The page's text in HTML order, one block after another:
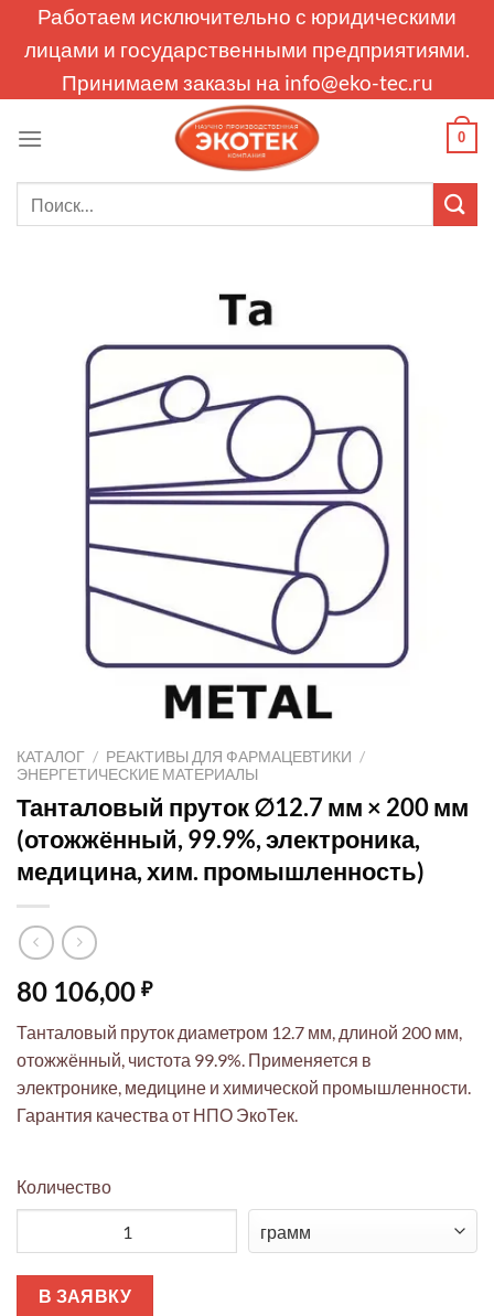
Работаем исключительно с юридическими
лицами и государственными предприятиями.
Принимаем заказы на info@eko-tec.ru
0
КАТАЛОГ / РЕАКТИВЫ ДЛЯ ФАРМАЦЕВТИКИ /
ЭНЕРГЕТИЧЕСКИЕ МАТЕРИАЛЫ
Танталовый пруток ∅12.7 мм × 200 мм
(отожжённый, 99.9%, электроника,
медицина, хим. промышленность)
80 106,00 ₽
Танталовый пруток диаметром 12.7 мм, длиной 200 мм,
отожжённый, чистота 99.9%. Применяется в
электронике, медицине и химической промышленности.
Гарантия качества от НПО ЭкоТек.
Количество
В ЗАЯВКУ